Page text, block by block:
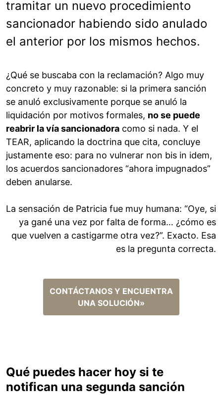
tramitar un nuevo procedimiento
sancionador habiendo sido anulado
el anterior por los mismos hechos.
¿Qué se buscaba con la reclamación? Algo muy
concreto y muy razonable: si la primera sanción
se anuló exclusivamente porque se anuló la
liquidación por motivos formales, no se puede
reabrir la vía sancionadora como si nada. Y el
TEAR, aplicando la doctrina que cita, concluye
justamente eso: para no vulnerar non bis in idem,
los acuerdos sancionadores “ahora impugnados”
deben anularse.
La sensación de Patricia fue muy humana: “Oye, si
ya gané una vez por falta de forma… ¿cómo es
que vuelven a castigarme otra vez?”. Exacto. Esa
es la pregunta correcta.
CONTÁCTANOS Y ENCUENTRA
UNA SOLUCIÓN»
Qué puedes hacer hoy si te
notifican una segunda sanción